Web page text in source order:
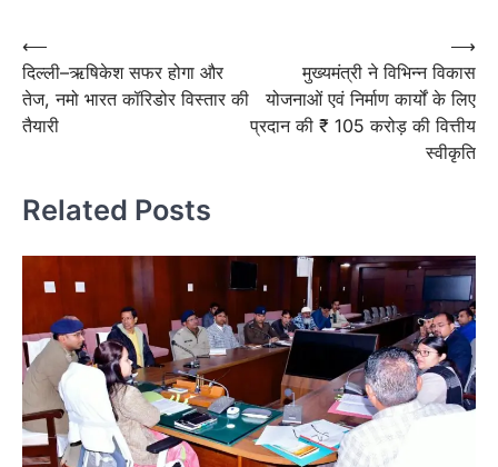
Post
navigation
⟵
दिल्ली–ऋषिकेश सफर होगा और
तेज, नमो भारत कॉरिडोर विस्तार की
तैयारी
मुख्यमंत्री ने विभिन्न विकास
योजनाओं एवं निर्माण कार्यों के लिए
प्रदान की ₹ 105 करोड़ की वित्तीय
स्वीकृति
⟶
Related Posts